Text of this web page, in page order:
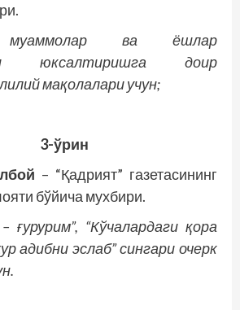
муаммолар ва ёшлар
юксалтиришга доир
мақолалари учун;
3-ўрин
– “Қадрият” газетасининг
бўйича мухбири.
ғурурим”, “Кўчалардаги қора
адибни эслаб” сингари очерк